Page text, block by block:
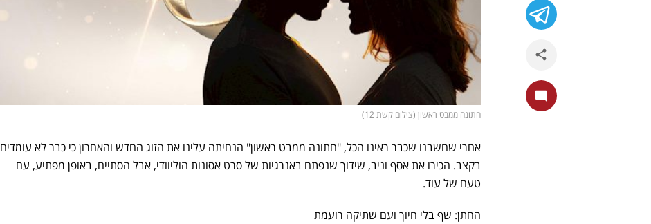
חתונה ממבט ראשון (צילום קשת 12)
אחרי שחשבנו שכבר ראינו הכל, "חתונה ממבט ראשון" הנחיתה עלינו את הזוג החדש והאחרון כי כבר לא עומדים
בקצב. הכירו את אסף וניב, שידוך שנפתח באנרגיות של סרט אסונות הוליוודי, אבל הסתיים, באופן מפתיע, עם
טעם של עוד.
החתן: שף בלי חיוך ועם שתיקה רועמת